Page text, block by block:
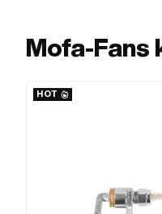
Mofa-Fans
HOT